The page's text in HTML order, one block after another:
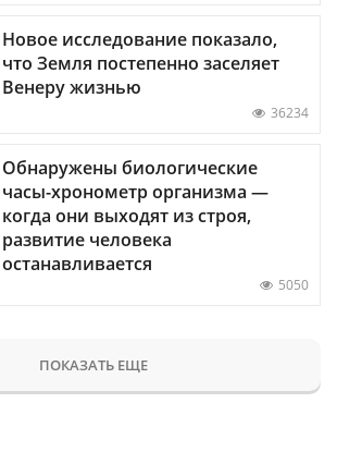
Новое исследование показало,
что Земля постепенно заселяет
Венеру жизнью
36234
Обнаружены биологические
часы-хронометр организма —
когда они выходят из строя,
развитие человека
останавливается
5050
ПОКАЗАТЬ ЕЩЕ